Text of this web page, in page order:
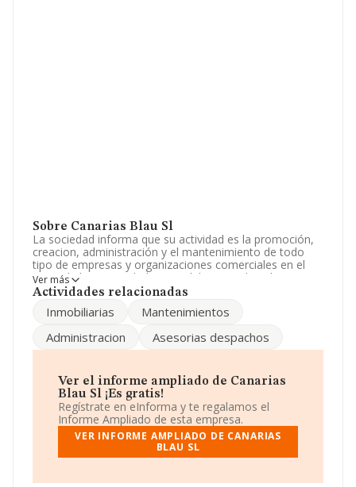
Sobre Canarias Blau Sl
La sociedad informa que su actividad es la promoción,
creacion, administración y el mantenimiento de todo
tipo de empresas y organizaciones comerciales en el
ramo de las propiedades inmobiliarias incluso la
participacion en otras entidades del ramo. La empresa
corresponde a 6812 con código '%cnae%'. La empresa
La empresa españolaCanarias Blau S.L, CIF
Urbanización Mareta El Me. La Liberta, (38600),
Granadilla De Abona, en Santa Cruz De Tenerife, Islas
Canarias.
Con los datos a disposición de INFORMA sobre 231.218
empresas pertenecientes al sector, a nivel nacional la
facturación asciende a 29.817 millones de euros y el
compañías asciende a los 128 mil euros. En relación con
Ver más
Actividades relacionadas
Inmobiliarias
Mantenimientos
Administracion
Asesorias despachos
Ver el informe ampliado de Canarias
Blau Sl ¡Es gratis!
Regístrate en eInforma y te regalamos el
Informe Ampliado de esta empresa.
VER INFORME AMPLIADO DE CANARIAS
BLAU SL